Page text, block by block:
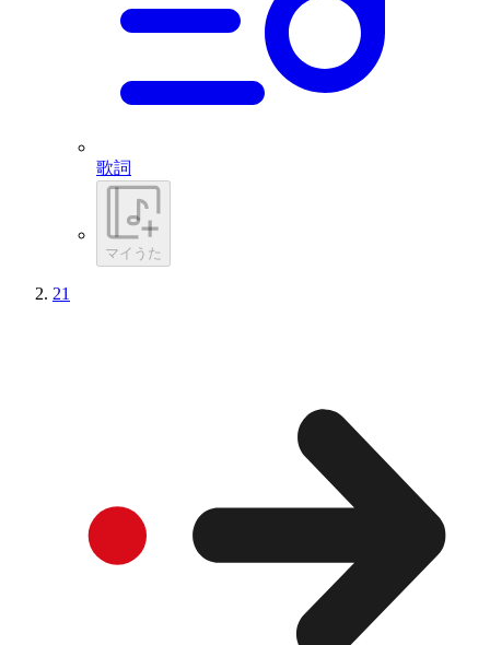
歌詞
マイうた
21